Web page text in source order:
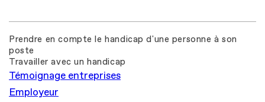
Prendre en compte le handicap d'une personne à son
poste
Travailler avec un handicap
Témoignage entreprises
Employeur